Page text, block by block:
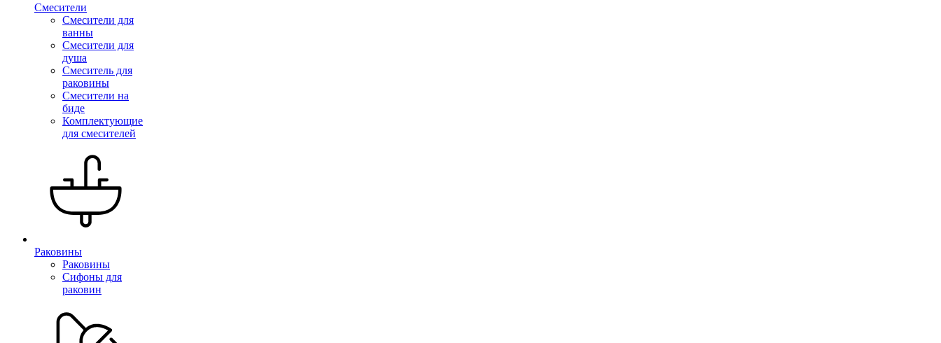
Смесители
Смесители для
ванны
Смесители для
душа
Смеситель для
раковины
Смесители на
биде
Комплектующие
для смесителей
Раковины
Раковины
Сифоны для
раковин